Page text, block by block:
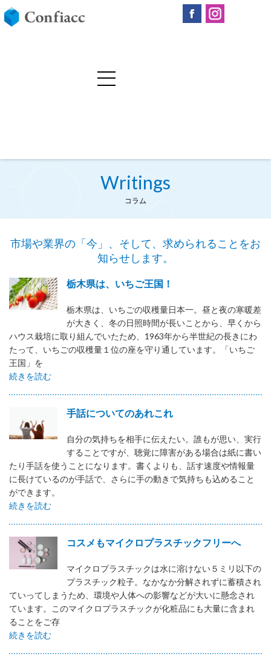
Writings
コラム
市場や業界の「今」、そして、求められることをお
知らせします。
栃木県は、いちご王国！
栃木県は、いちごの収穫量日本一。昼と夜の寒暖差
が大きく、冬の日照時間が長いことから、早くから
ハウス栽培に取り組んでいたため、1963年から半世紀の長きにわ
たって、いちごの収穫量１位の座を守り通しています。「いちご
王国」を
続きを読む
手話についてのあれこれ
自分の気持ちを相手に伝えたい。誰もが思い、実行
することですが、聴覚に障害がある場合は紙に書い
たり手話を使うことになります。書くよりも、話す速度や情報量
に長けているのが手話で、さらに手の動きで気持ちも込めること
ができます。
続きを読む
コスメもマイクロプラスチックフリーへ
マイクロプラスチックは水に溶けない５ミリ以下の
プラスチック粒子。なかなか分解されずに蓄積され
ていってしまうため、環境や人体への影響などが大いに懸念され
ています。このマイクロプラスチックが化粧品にも大量に含まれ
ることをご存
続きを読む